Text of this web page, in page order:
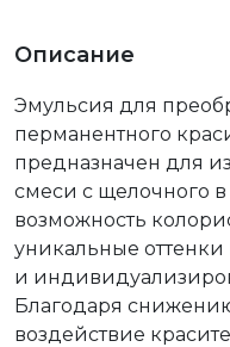
Описание
Эмульсия для
перманентного
предназначен для
смеси с щелочного
возможность
уникальные
и
Благодаря
воздействие